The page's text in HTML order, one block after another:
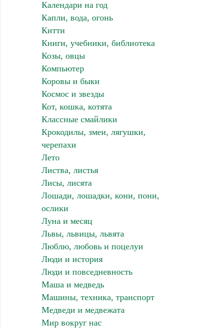
Календари на год
Капли, вода, огонь
Китти
Книги, учебники, библиотека
Козы, овцы
Компьютер
Коровы и быки
Космос и звезды
Кот, кошка, котята
Классные смайлики
Крокодилы, змеи, лягушки,
черепахи
Лето
Листва, листья
Лисы, лисята
Лошади, лошадки, кони, пони,
ослики
Луна и месяц
Львы, львицы, львята
Люблю, любовь и поцелуи
Люди и история
Люди и повседневность
Маша и медведь
Машины, техника, транспорт
Медведи и медвежата
Мир вокруг нас